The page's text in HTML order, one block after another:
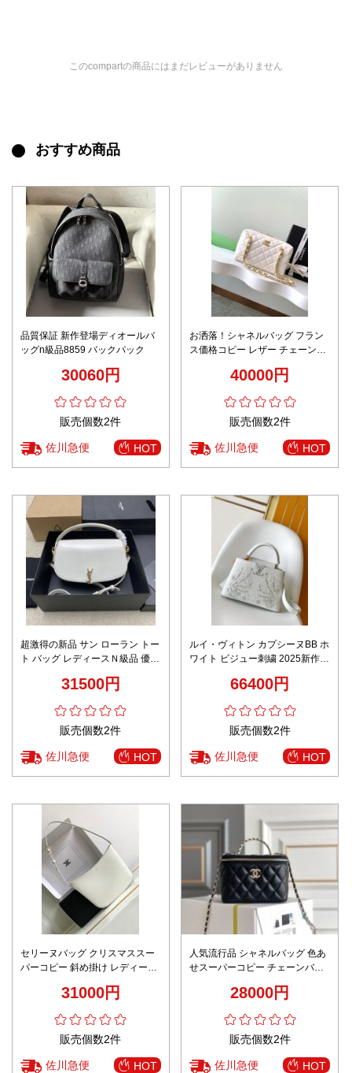
このcompartの商品にはまだレビューがありません
おすすめ商品
品質保証 新作登場ディオールバ
ッグn級品8859 バックパック
30060円
販売個数2件
佐川急便 HOT
お洒落！シャネルバッグ フラン
ス価格コピー レザー チェーンバ
40000円
販売個数2件
佐川急便 HOT
超激得の新品 サン ローラン トー
ト バッグ レディースＮ級品 優雅
31500円
販売個数2件
佐川急便 HOT
ルイ・ヴィトン カプシーヌBB ホ
ワイト ビジュー刺繍 2025新作
上げ 精密ディテール 安心の日本
66400円
販売個数2件
佐川急便 HOT
セリーヌバッグ クリスマススー
パーコピー 斜め掛け レディース
31000円
販売個数2件
佐川急便 HOT
人気流行品 シャネルバッグ 色あ
せスーパーコピー チェーンバッ
28000円
販売個数2件
佐川急便 HOT